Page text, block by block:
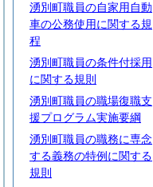
湧別町職員の自家用自動
車の公務使用に関する規
程
湧別町職員の条件付採用
に関する規則
湧別町職員の職場復職支
援プログラム実施要綱
湧別町職員の職務に専念
する義務の特例に関する
規則